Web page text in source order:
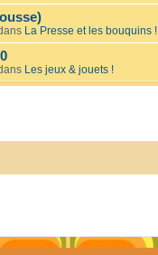
La Presse et les bouquins !
Les jeux & jouets !